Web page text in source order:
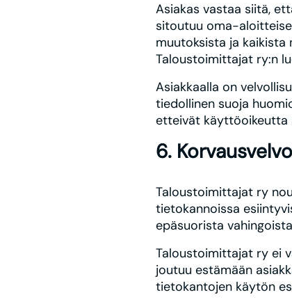
Asiakas vastaa siitä,
sitoutuu oma-
muutoksista ja kaikista
Taloustoimittajat ry:n
Asiakkaalla on
tiedollinen suoja
etteivät käyttöoikeutta
6.
Taloustoimittajat ry
tietokannoissa
epäsuorista
Taloustoimittajat ry ei
joutuu estämään
tietokantojen käytön